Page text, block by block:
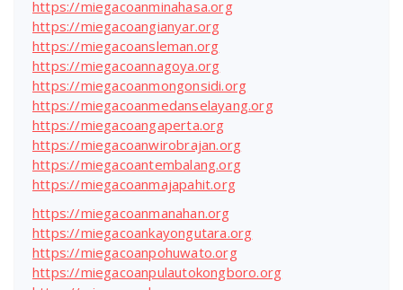
https://miegacoanminahasa.org
https://miegacoangianyar.org
https://miegacoansleman.org
https://miegacoannagoya.org
https://miegacoanmongonsidi.org
https://miegacoanmedanselayang.org
https://miegacoangaperta.org
https://miegacoanwirobrajan.org
https://miegacoantembalang.org
https://miegacoanmajapahit.org
https://miegacoanmanahan.org
https://miegacoankayongutara.org
https://miegacoanpohuwato.org
https://miegacoanpulautokongboro.org